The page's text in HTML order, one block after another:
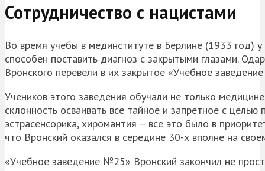
Сотрудничество с нацистами
Во время учебы в мединституте в Берлине (1933 год)
способен поставить диагноз с закрытыми глазами.
Вронского перевели в их закрытое «Учебное
Учеников этого заведения обучали не только
склонность осваивать все тайное и запретное с
эстрасенсорика, хиромантия – все это было в
что Вронский оказался в середине 30-х вполне на
«Учебное заведение №25» Вронский закончил не